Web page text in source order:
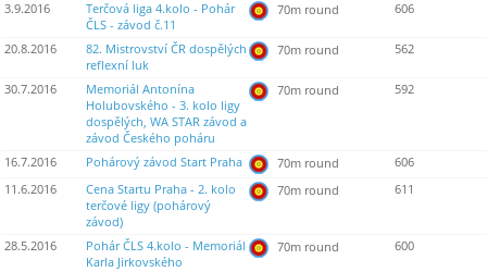
3.9.2016
Terčová liga 4.kolo - Pohár
ČLS - závod č.11
70m round 606
20.8.2016
82. Mistrovství ČR dospělých
reflexní luk
70m round 562
30.7.2016
Memoriál Antonína
Holubovského - 3. kolo ligy
dospělých, WA STAR závod a
závod Českého poháru
70m round 592
16.7.2016 Pohárový závod Start Praha 70m round
606
11.6.2016
Cena Startu Praha - 2. kolo
terčové ligy (pohárový
závod)
70m round 611
28.5.2016
Pohár ČLS 4.kolo - Memoriál
Karla Jirkovského
70m round 600